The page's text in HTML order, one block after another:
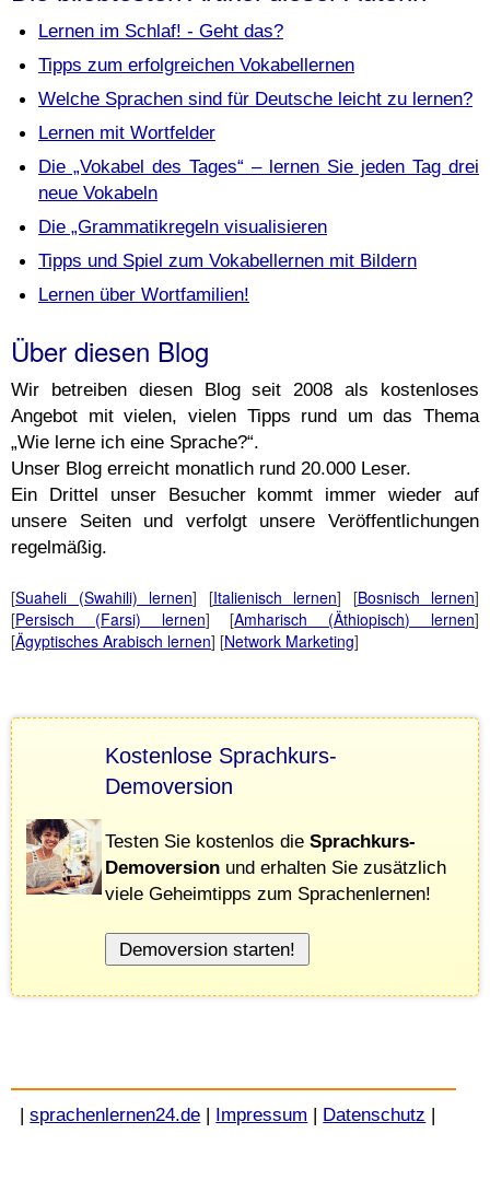
Lernen im Schlaf! - Geht das?
Tipps zum erfolgreichen Vokabellernen
Welche Sprachen sind für Deutsche leicht zu lernen?
Lernen mit Wortfelder
Die „Vokabel des Tages“ – lernen Sie jeden Tag drei
neue Vokabeln
Die „Grammatikregeln visualisieren
Tipps und Spiel zum Vokabellernen mit Bildern
Lernen über Wortfamilien!
Über diesen Blog
Wir betreiben diesen Blog seit 2008 als kostenloses
Angebot mit vielen, vielen Tipps rund um das Thema
„Wie lerne ich eine Sprache?“.
Unser Blog erreicht monatlich rund 20.000 Leser.
Ein Drittel unser Besucher kommt immer wieder auf
unsere Seiten und verfolgt unsere Veröffentlichungen
regelmäßig.
[Suaheli (Swahili) lernen] [Italienisch lernen] [Bosnisch lernen]
[Persisch (Farsi) lernen] [Amharisch (Äthiopisch) lernen]
[Ägyptisches Arabisch lernen] [Network Marketing]
Kostenlose Sprachkurs-
Demoversion
Testen Sie kostenlos die Sprachkurs-
Demoversion und erhalten Sie zusätzlich
viele Geheimtipps zum Sprachenlernen!
|sprachenlernen24.de | Impressum | Datenschutz |